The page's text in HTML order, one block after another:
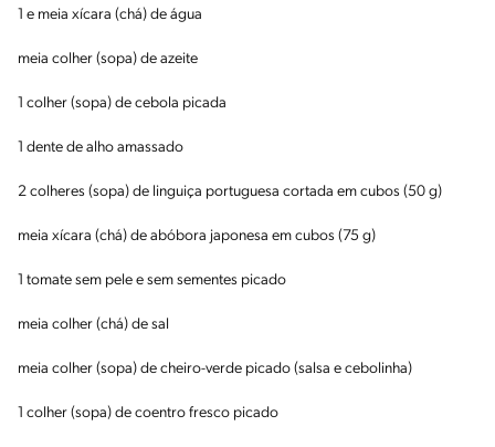
1 e meia xícara (chá) de água
meia colher (sopa) de azeite
1 colher (sopa) de cebola picada
1 dente de alho amassado
2 colheres (sopa) de linguiça portuguesa cortada em cubos (50 g)
meia xícara (chá) de abóbora japonesa em cubos (75 g)
1 tomate sem pele e sem sementes picado
meia colher (chá) de sal
meia colher (sopa) de cheiro-verde picado (salsa e cebolinha)
1 colher (sopa) de coentro fresco picado